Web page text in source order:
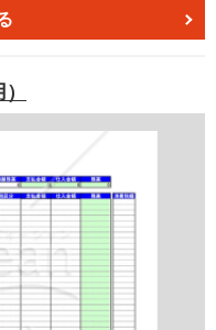
うした細かな出費や収
ちます。このテンプレ